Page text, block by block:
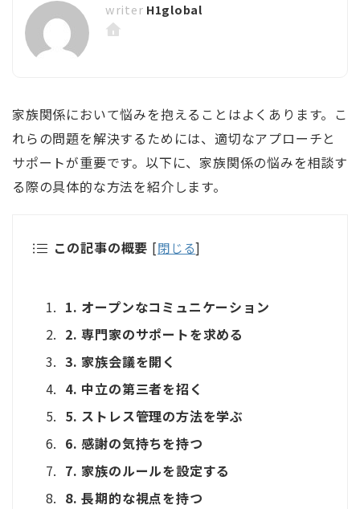
H1global
家族関係において悩みを抱えることはよくあります。こ
れらの問題を解決するためには、適切なアプローチと
サポートが重要です。以下に、家族関係の悩みを相談す
る際の具体的な方法を紹介します。
この記事の概要 [閉じる]
1. オープンなコミュニケーション
2. 専門家のサポートを求める
3. 家族会議を開く
4. 中立の第三者を招く
5. ストレス管理の方法を学ぶ
6. 感謝の気持ちを持つ
7. 家族のルールを設定する
8. 長期的な視点を持つ